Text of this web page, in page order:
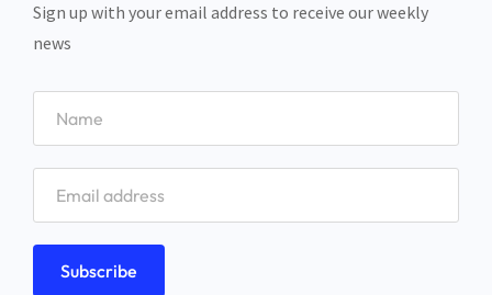
Sign up with your email address to receive our weekly
news